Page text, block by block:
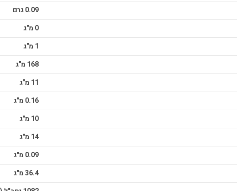
0.09 גרם
0 מ"ג
1 מ"ג
168 מ"ג
11 מ"ג
0.16 מ"ג
10 מ"ג
14 מ"ג
0.09 מ"ג
36.4 מ"ג